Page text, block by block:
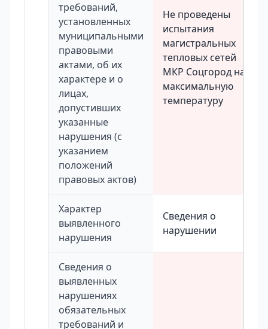
требований,
установленных
муниципальными
правовыми
актами, об их
характере и о
лицах,
допустивших
указанные
нарушения (с
указанием
положений
правовых актов)
Не проведены
испытания
магистральных
тепловых сетей
МКР Соцгород на
максимальную
температуру
Характер
выявленного
нарушения
Сведения о
нарушении
Сведения о
выявленных
нарушениях
обязательных
требований и